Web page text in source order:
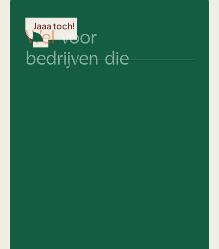
Jaaa toch!
Welvoor
bedrijven die
Hun merkidentiteit al keihard op orde